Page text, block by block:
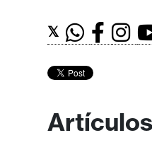
c
i
d
a
𝕏